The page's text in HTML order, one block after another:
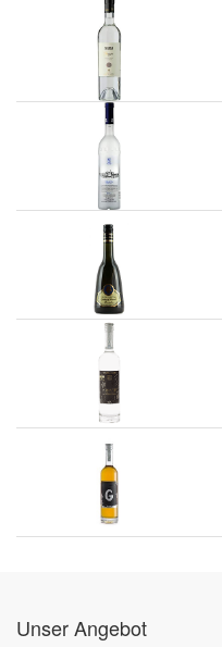
Unser Angebot